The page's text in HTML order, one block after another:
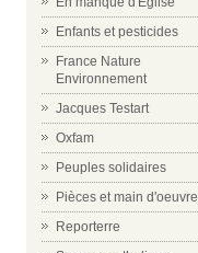
Enfants et pesticides
France Nature
Environnement
Jacques Testart
Oxfam
Peuples solidaires
Pièces et main d'oeuvre
Reporterre